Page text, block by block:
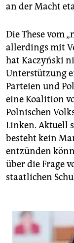
an der Macht
Die These vom
allerdings mit
hat Kaczyński
Unterstützung
Parteien und
eine Koalition
Polnischen
Linken. Aktuell
besteht kein
entzünden
über die Frage
staatlichen